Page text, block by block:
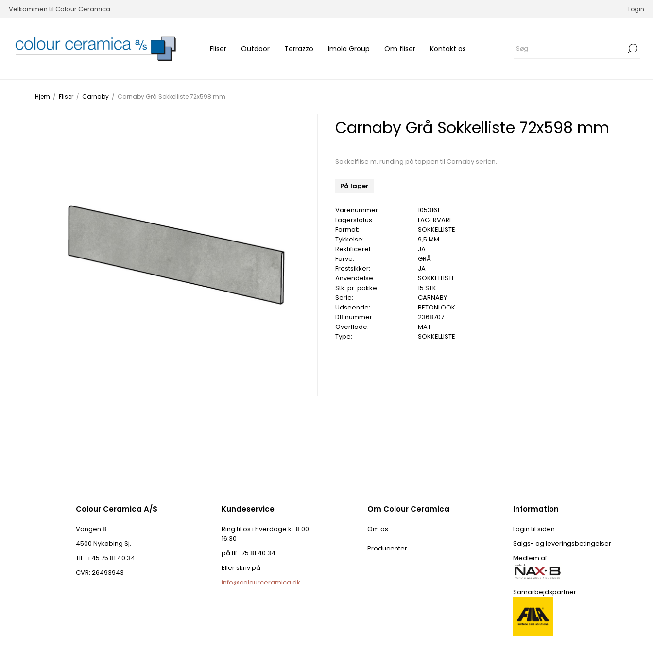
Velkommen til Colour Ceramica Login
Fliser Outdoor Terrazzo Imola Group Om fliser Kontakt os
Hjem / Fliser / Carnaby / Carnaby Grå Sokkelliste 72x598 mm
Carnaby Grå Sokkelliste 72x598 mm
Sokkelflise m. runding på toppen til Carnaby serien.
På lager
Varenummer:
1053161
Lagerstatus:
LAGERVARE
Format:
SOKKELLISTE
Tykkelse:
9,5 MM
Rektificeret:
JA
Farve:
GRÅ
Frostsikker:
JA
Anvendelse:
SOKKELLISTE
Stk. pr. pakke:
15 STK.
Serie:
CARNABY
Udseende:
BETONLOOK
DB nummer:
2368707
Overflade:
MAT
Type:
SOKKELLISTE
Colour Ceramica A/S
Vangen 8
4500 Nykøbing Sj.
Tlf.: +45 75 81 40 34
CVR: 26493943
Kundeservice
Ring til os i hverdage kl. 8:00 -
16:30
på tlf.: 75 81 40 34
Eller skriv på
info@colourceramica.dk
Om Colour Ceramica
Om os
Producenter
Information
Login til siden
Salgs- og leveringsbetingelser
Medlem af:
Samarbejdspartner: